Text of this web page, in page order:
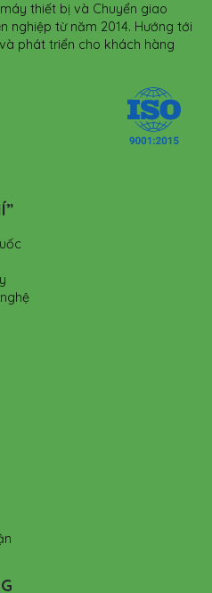
thiết bị và Chuyển giao
nghiệp từ năm 2014. Hướng tới
phát triển cho khách hàng